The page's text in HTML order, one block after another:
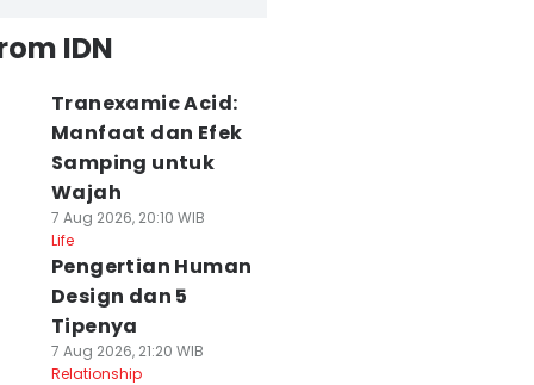
IDN
Tranexamic Acid:
Manfaat dan Efek
Samping untuk
Wajah
7 Aug 2026, 20:10 WIB
Life
Pengertian Human
Design dan 5
Tipenya
7 Aug 2026, 21:20 WIB
Relationship